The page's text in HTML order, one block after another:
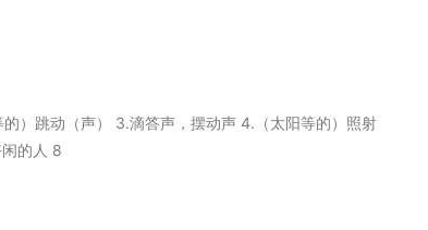
）跳动（声） 3.滴答声，摆动声 4.（太阳等的）照射
的人 8